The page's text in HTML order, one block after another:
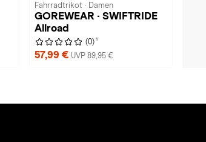
Fahrradtrikot · Damen
GOREWEAR · SWIFTRIDE
Allroad
(0) 1
57,99 € UVP 89,95 €